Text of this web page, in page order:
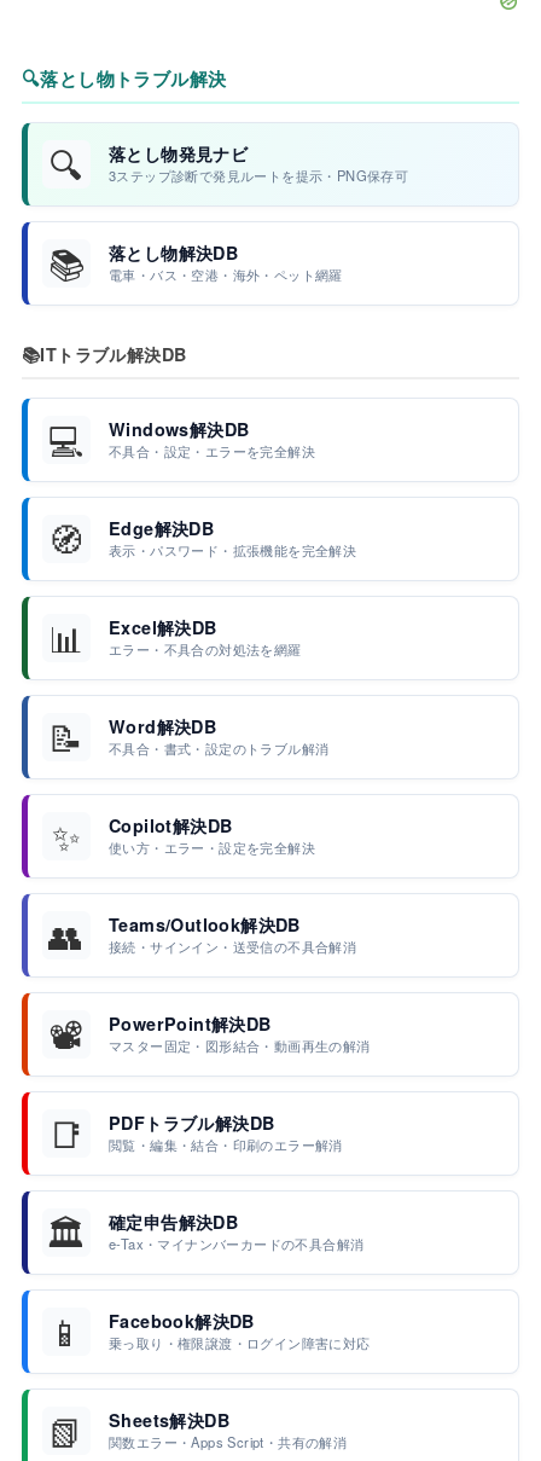
🔍落とし物トラブル解決
🔍 落とし物発見ナビ
3ステップ診断で発見ルートを提示・PNG保存可
📚 落とし物解決DB
電車・バス・空港・海外・ペット網羅
📚ITトラブル解決DB
💻 Windows解決DB
不具合・設定・エラーを完全解決
🧭 Edge解決DB
表示・パスワード・拡張機能を完全解決
📊 Excel解決DB
エラー・不具合の対処法を網羅
📝 Word解決DB
不具合・書式・設定のトラブル解消
✨ Copilot解決DB
使い方・エラー・設定を完全解決
👥 Teams/Outlook解決DB
接続・サインイン・送受信の不具合解消
📽️ PowerPoint解決DB
マスター固定・図形結合・動画再生の解消
📑 PDFトラブル解決DB
閲覧・編集・結合・印刷のエラー解消
🏛️ 確定申告解決DB
e-Tax・マイナンバーカードの不具合解消
📱 Facebook解決DB
乗っ取り・権限譲渡・ログイン障害に対応
📗 Sheets解決DB
関数エラー・Apps Script・共有の解消